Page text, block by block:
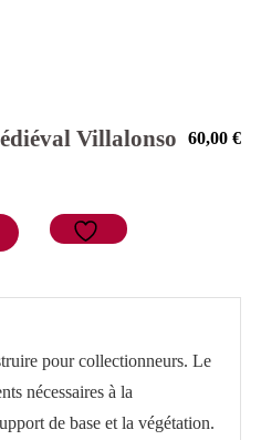
Villalonso 60,00€
pour collectionneurs. Le
nécessaires à la
de base et la végétation.